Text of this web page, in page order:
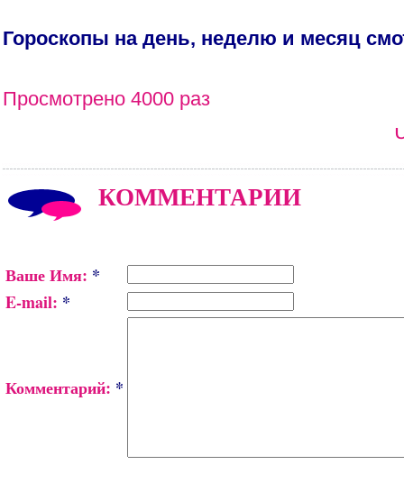
Гороскопы на день, неделю и месяц
Просмотрено 4000 раз
КОММЕНТАРИИ
Ваше Имя: *
E-mail: *
Комментарий: *